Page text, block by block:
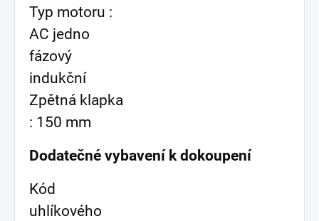
Typ motoru :
AC jedno
fázový
indukční
Zpětná klapka
: 150 mm
Dodatečné vybavení k dokoupení
Kód
uhlíkového